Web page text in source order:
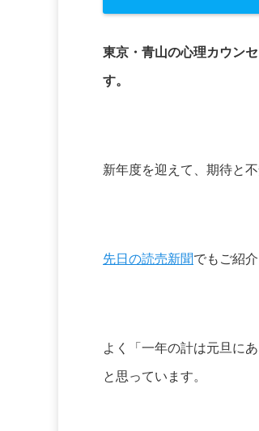
東京・青山の心理カウン
す。
新年度を迎えて、期待と
先日の読売新聞でもご紹介
よく「一年の計は元旦に
と思っています。